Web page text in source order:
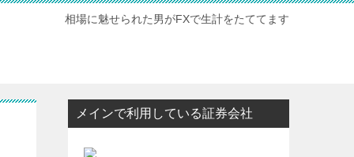
相場に魅せられた男がFXで生計をたててます
メインで利用している証券会社